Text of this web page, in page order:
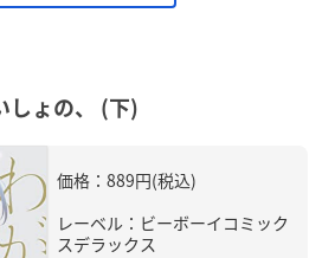
しょの、 (下)
価格：889円(税込)
レーベル：ビーボーイコミック
スデラックス